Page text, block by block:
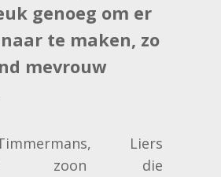
genoeg om er
te maken, zo
mevrouw
Liers
zoon die